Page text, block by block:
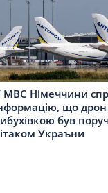
МВС Німеччини
що дрон
був
Украъни